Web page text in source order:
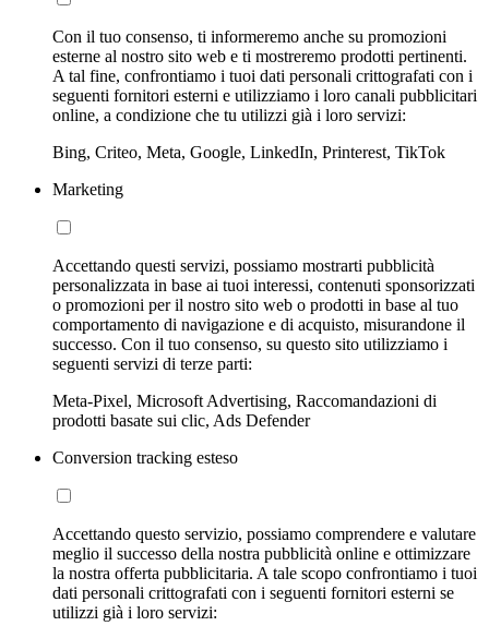
Con il tuo consenso, ti informeremo anche su promozioni
esterne al nostro sito web e ti mostreremo prodotti pertinenti.
A tal fine, confrontiamo i tuoi dati personali crittografati con i
seguenti fornitori esterni e utilizziamo i loro canali pubblicitari
online, a condizione che tu utilizzi già i loro servizi:
Bing, Criteo, Meta, Google, LinkedIn, Printerest, TikTok
Marketing
Accettando questi servizi, possiamo mostrarti pubblicità
personalizzata in base ai tuoi interessi, contenuti sponsorizzati
o promozioni per il nostro sito web o prodotti in base al tuo
comportamento di navigazione e di acquisto, misurandone il
successo. Con il tuo consenso, su questo sito utilizziamo i
seguenti servizi di terze parti:
Meta-Pixel, Microsoft Advertising, Raccomandazioni di
prodotti basate sui clic, Ads Defender
Conversion tracking esteso
Accettando questo servizio, possiamo comprendere e valutare
meglio il successo della nostra pubblicità online e ottimizzare
la nostra offerta pubblicitaria. A tale scopo confrontiamo i tuoi
dati personali crittografati con i seguenti fornitori esterni se
utilizzi già i loro servizi: